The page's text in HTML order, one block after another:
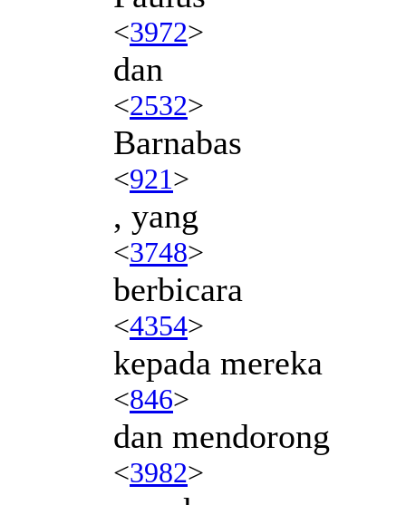
<3972>
dan
<2532>
Barnabas
<921>
, yang
<3748>
berbicara
<4354>
kepada mereka
<846>
dan mendorong
<3982>